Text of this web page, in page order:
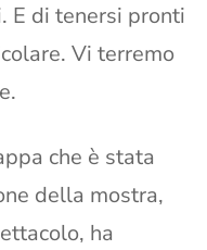
E di tenersi pronti
Vi terremo
che è stata
della mostra,
ha